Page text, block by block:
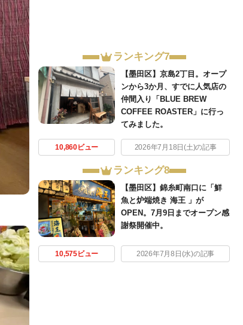
ランキング7
【墨田区】京島2丁目。オープ
ンから3か月、すでに人気店の
仲間入り「BLUE BREW
COFFEE ROASTER」に行っ
てみました。
10,860ビュー 2026年7月18日(土)の記事
ランキング8
【墨田区】錦糸町南口に「鮮
魚と炉端焼き 海王 」が
OPEN。7月9日までオープン感
謝祭開催中。
10,575ビュー 2026年7月8日(水)の記事